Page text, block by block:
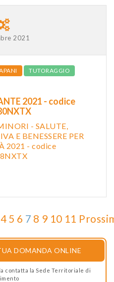
2021
TUTORAGGIO
2021 - codice
- SALUTE,
E BENESSERE PER
2021 - codice
4 5 6 7 8 9 10 11
DOMANDA ONLINE
contatta la Sede Territoriale di